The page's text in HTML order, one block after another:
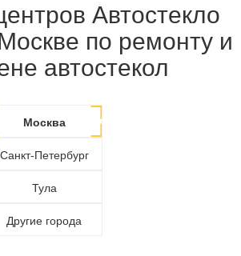
Автостекло
по ремонту и
автостекол
Москва
Санкт-Петербург
Тула
Другие города